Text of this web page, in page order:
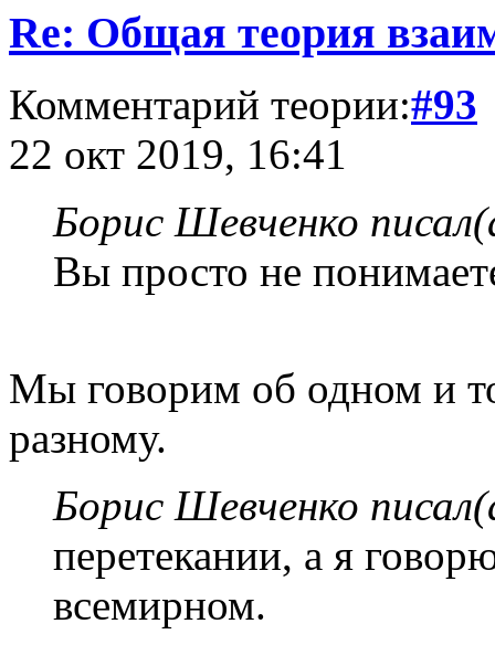
Re: Общая теория
Комментарий теории:#93
22 окт 2019, 16:41
Борис Шевченко
Вы просто не
Мы говорим об одном и
разному.
Борис Шевченко
перетекании, а я
всемирном.